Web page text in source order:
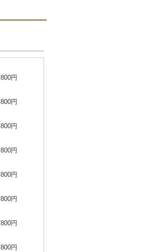
800円
800円
800円
800円
800円
800円
800円
800円